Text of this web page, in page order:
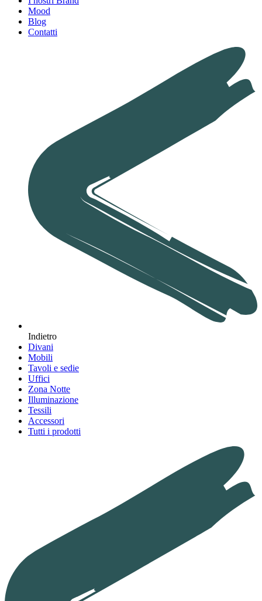
Mood
Blog
Contatti
Indietro
Divani
Mobili
Tavoli e sedie
Uffici
Zona Notte
Illuminazione
Tessili
Accessori
Tutti i prodotti